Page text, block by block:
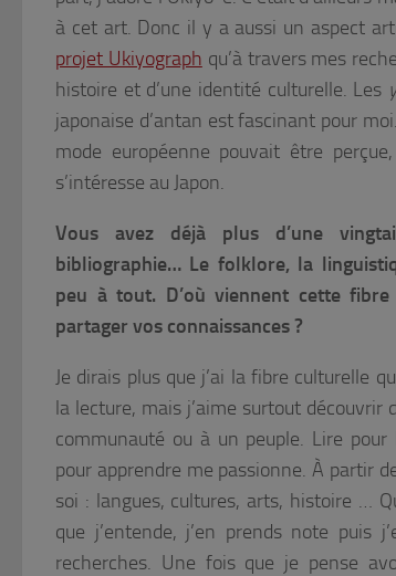
à cet art. Donc il y a aussi un aspect
projet Ukiyograph qu’à travers mes
histoire et d’une identité culturelle. Les
japonaise d’antan est fascinant pour
mode européenne pouvait être
s’intéresse au Japon.
Vous avez déjà plus d’une
bibliographie… Le folklore, la
peu à tout. D’où viennent cette
partager vos connaissances ?
Je dirais plus que j’ai la fibre culturelle
la lecture, mais j’aime surtout découvrir
communauté ou à un peuple. Lire
pour apprendre me passionne. À partir
soi : langues, cultures, arts, histoire …
que j’entende, j’en prends note puis
recherches. Une fois que je pense